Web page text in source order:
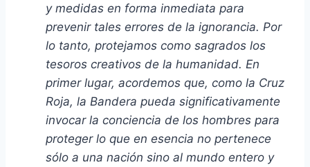
y medidas en forma inmediata para
prevenir tales errores de la ignorancia. Por
lo tanto, protejamos como sagrados los
tesoros creativos de la humanidad. En
primer lugar, acordemos que, como la Cruz
Roja, la Bandera pueda significativamente
invocar la conciencia de los hombres para
proteger lo que en esencia no pertenece
sólo a una nación sino al mundo entero y